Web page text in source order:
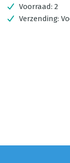
Voorraad: 2
Verzending: